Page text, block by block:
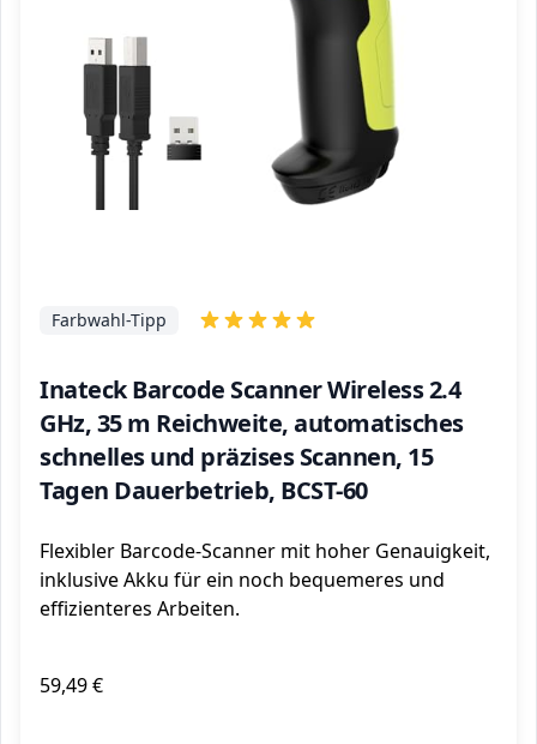
Inateck Barcode Scanner Wireless 2.4
GHz, 35 m Reichweite, automatisches
schnelles und präzises Scannen, 15
Tagen Dauerbetrieb, BCST-60
Farbwahl-Tipp
Flexibler Barcode-Scanner mit hoher Genauigkeit,
inklusive Akku für ein noch bequemeres und
effizienteres Arbeiten.
59,49 €